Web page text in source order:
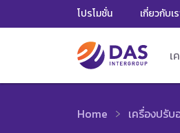
โปรโมชั่น เกี่ยวกับเ
เ
Home เครื่องปรับ